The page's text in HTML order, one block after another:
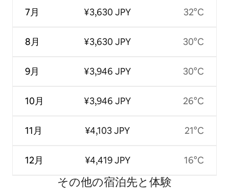
7月
8月
9月
10月
11月
12月
¥3,630 JPY
¥3,630 JPY
¥3,946 JPY
¥3,946 JPY
¥4,103 JPY
¥4,419 JPY
32°C
30°C
30°C
26°C
21°C
16°C
その他の宿⁠泊⁠先と体⁠験